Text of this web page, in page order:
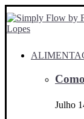
Julho